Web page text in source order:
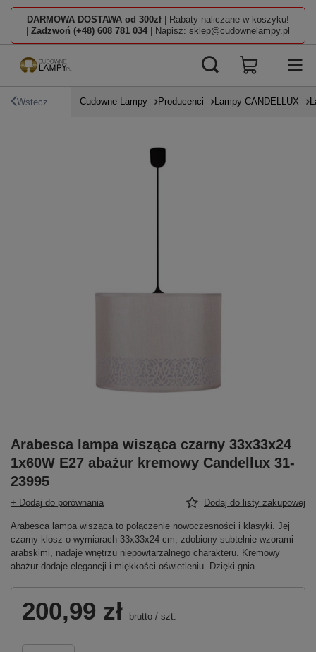
DARMOWA DOSTAWA od 300zł | Rabaty naliczane w koszyku!
Zadzwoń (+48) 608 781 034 | Napisz: sklep@cudownelampy.pl
Wstecz Cudowne Lampy Producenci Lampy CANDELLUX
Arabesca lampa wisząca czarny 33x33x24
1x60W E27 abażur kremowy Candellux 31-
23995
+ Dodaj do porównania Dodaj do listy zakupowej
Arabesca lampa wisząca to połączenie nowoczesności i klasyki. Jej
czarny klosz o wymiarach 33x33x24 cm, zdobiony subtelnie wzorami
arabskimi, nadaje wnętrzu niepowtarzalnego charakteru. Kremowy
abażur dodaje elegancji i miękkości oświetleniu. Dzięki gnia
200,99 zł brutto / szt.